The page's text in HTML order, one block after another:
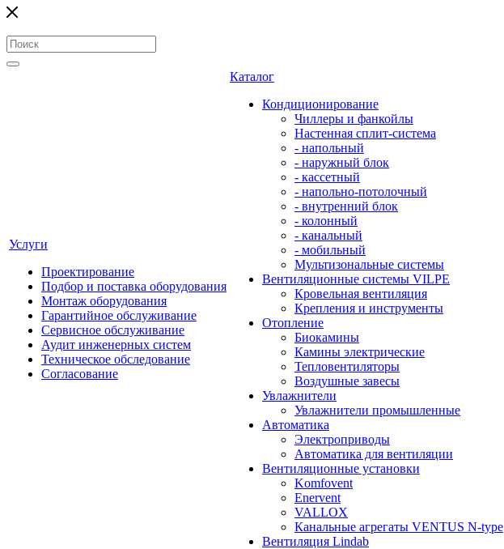
Услуги
Проектирование
Подбор и поставка оборудования
Монтаж оборудования
Гарантийное обслуживание
Сервисное обслуживание
Аудит инженерных систем
Техническое обследование
Согласование
Каталог
Кондиционирование
Чиллеры и фанкойлы
Настенная сплит-система
- напольный
- наружный блок
- кассетный
- напольно-потолочный
- внутренний блок
- колонный
- канальный
- мобильный
Мультизональные системы
Вентиляционные системы VILPE
Кровельная вентиляция
Крепления и инструменты
Отопление
Биокамины
Камины электрические
Тепловентиляторы
Воздушные завесы
Увлажнители
Увлажнители промышленные
Автоматика
Электроприводы
Автоматика для вентиляции
Вентиляционные установки
Komfovent
Enervent
VALLOX
Канальные агрегаты VENTUS N-type
Вентиляция Lindab